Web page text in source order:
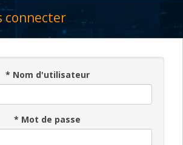
connecter
* Nom d'utilisateur
* Mot de passe